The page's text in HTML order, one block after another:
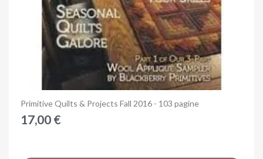
Anteprima
Primitive Quilts & Projects Fall 2016 - 103 pagine
17,00 €